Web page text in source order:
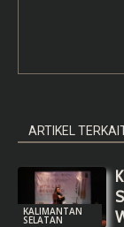
ARTIKEL
KALIMANTAN
SELATAN